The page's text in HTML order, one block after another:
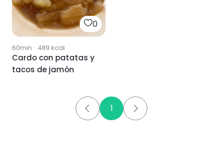
0
60min · 489 kcal
Cardo con patatas y
tacos de jamón
1